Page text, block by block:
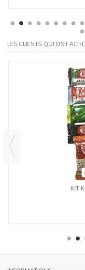
LES CLIENTS QUI ONT
KIT